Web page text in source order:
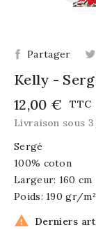
Partager
Kelly -
12,00 €
TTC
Livraison sous
Sergé
100% coton
Largeur: 160 cm
Poids: 190 gr/m²
 Derniers